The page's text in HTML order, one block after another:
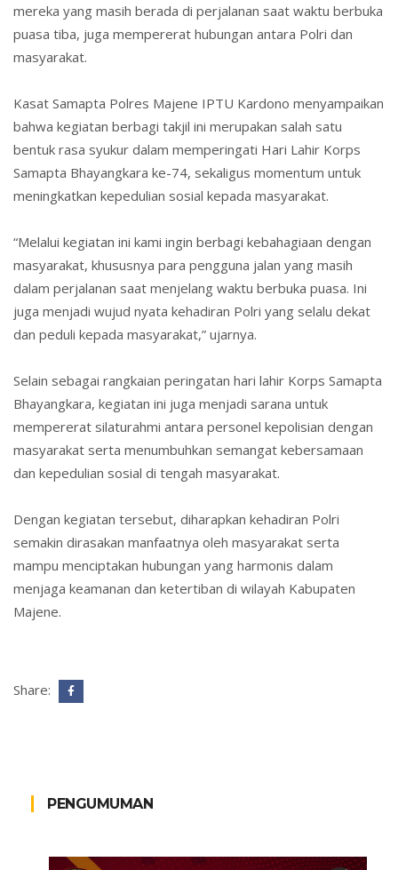
mereka yang masih berada di perjalanan saat waktu berbuka
puasa tiba, juga mempererat hubungan antara Polri dan
masyarakat.
Kasat Samapta Polres Majene IPTU Kardono menyampaikan
bahwa kegiatan berbagi takjil ini merupakan salah satu
bentuk rasa syukur dalam memperingati Hari Lahir Korps
Samapta Bhayangkara ke-74, sekaligus momentum untuk
meningkatkan kepedulian sosial kepada masyarakat.
“Melalui kegiatan ini kami ingin berbagi kebahagiaan dengan
masyarakat, khususnya para pengguna jalan yang masih
dalam perjalanan saat menjelang waktu berbuka puasa. Ini
juga menjadi wujud nyata kehadiran Polri yang selalu dekat
dan peduli kepada masyarakat,” ujarnya.
Selain sebagai rangkaian peringatan hari lahir Korps Samapta
Bhayangkara, kegiatan ini juga menjadi sarana untuk
mempererat silaturahmi antara personel kepolisian dengan
masyarakat serta menumbuhkan semangat kebersamaan
dan kepedulian sosial di tengah masyarakat.
Dengan kegiatan tersebut, diharapkan kehadiran Polri
semakin dirasakan manfaatnya oleh masyarakat serta
mampu menciptakan hubungan yang harmonis dalam
menjaga keamanan dan ketertiban di wilayah Kabupaten
Majene.
Share:
PENGUMUMAN